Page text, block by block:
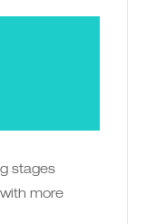
stages
more